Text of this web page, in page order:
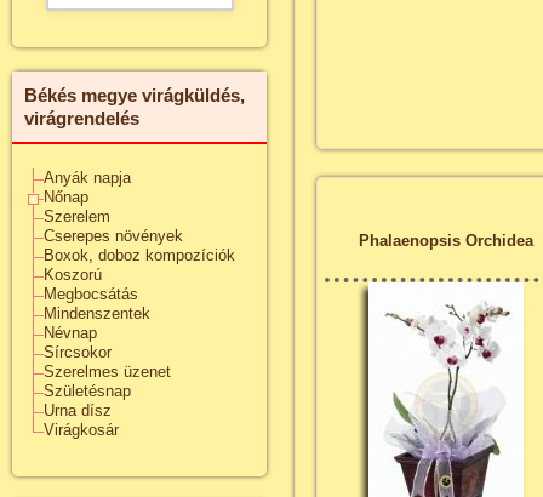
Békés megye virágküldés,
virágrendelés
Anyák napja
Nőnap
Szerelem
Cserepes növények
Boxok, doboz kompozíciók
Koszorú
Megbocsátás
Mindenszentek
Névnap
Sírcsokor
Szerelmes üzenet
Születésnap
Urna dísz
Virágkosár
Phalaenopsis Orchidea